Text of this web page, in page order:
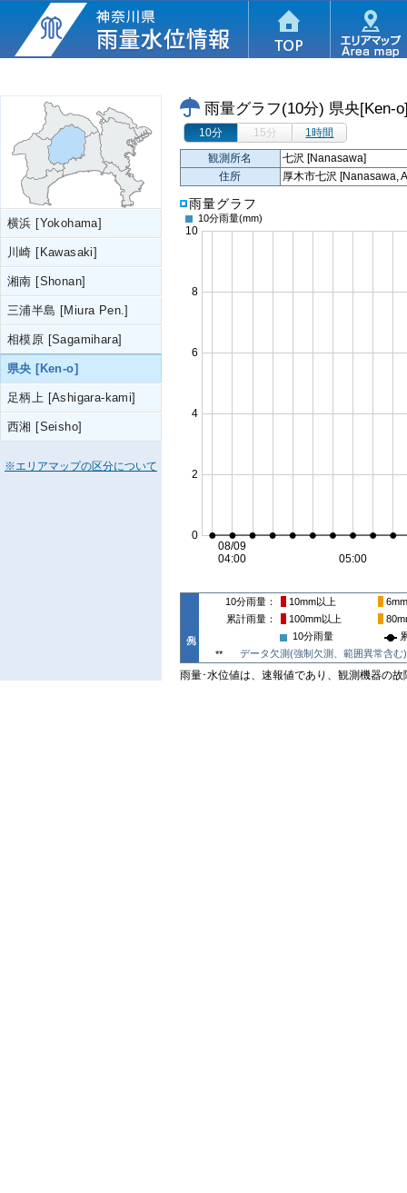
横浜 [Yokohama]
川崎 [Kawasaki]
湘南 [Shonan]
三浦半島 [Miura Pen.]
相模原 [Sagamihara]
県央 [Ken-o]
足柄上 [Ashigara-kami]
西湘 [Seisho]
※エリアマップの区分について
雨量グラフ(10分) 県央[Ken-
10分 15分
1時間
観測所名
七沢 [Nanasawa]
住所
厚木市七沢 [Nanasawa,
雨量グラフ
10分雨量(mm)
10分雨量 10mm以上
6mm
累計雨量
100mm以上
10分雨量
**
データ欠測(強制欠測、範囲異常含む)
雨量･水位値は、速報値であり、観測機器の